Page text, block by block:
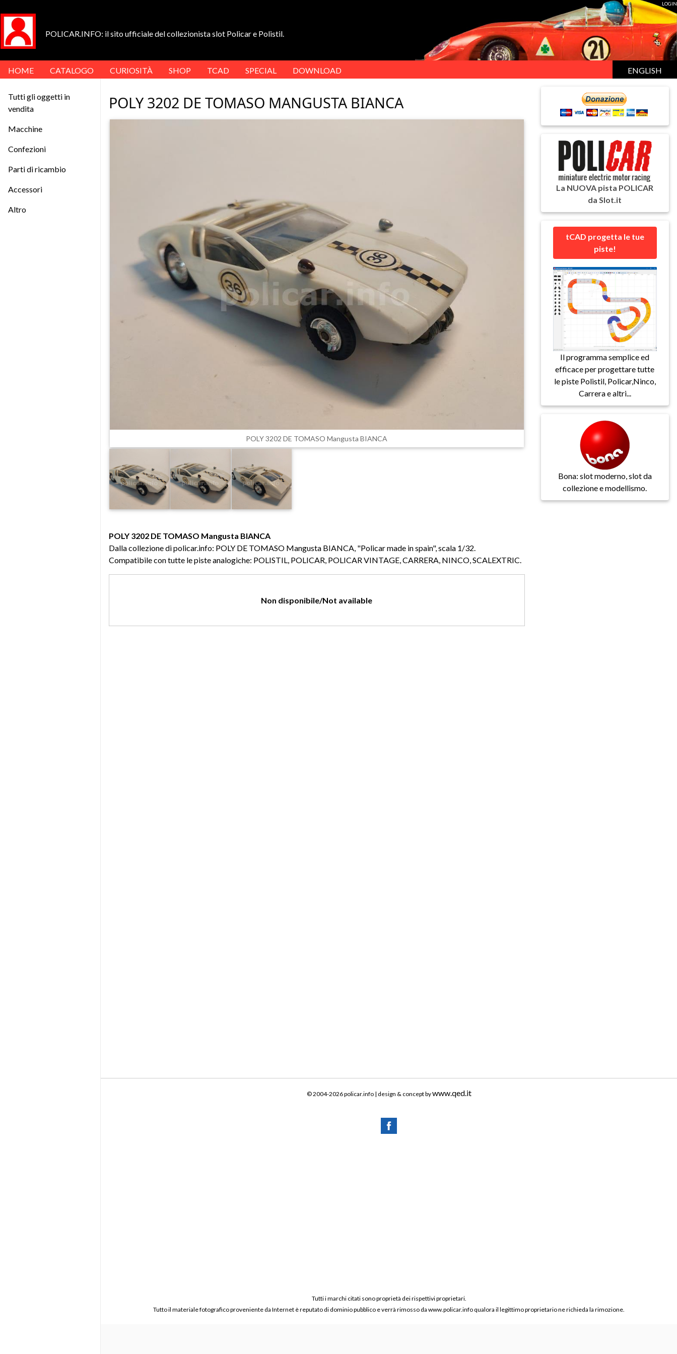
LOGIN
POLICAR.INFO: il sito ufficiale del collezionista slot Policar e Polistil.
HOME CATALOGO CURIOSITÀ SHOP TCAD SPECIAL DOWNLOAD ENGLISH
Tutti gli oggetti in
vendita
Macchine
Confezioni
Parti di ricambio
Accessori
Altro
POLY 3202 DE TOMASO MANGUSTA BIANCA
POLY 3202 DE TOMASO Mangusta BIANCA
POLY 3202 DE TOMASO Mangusta BIANCA
Dalla collezione di policar.info: POLY DE TOMASO Mangusta BIANCA, "Policar made in spain", scala 1/32.
Compatibile con tutte le piste analogiche: POLISTIL, POLICAR, POLICAR VINTAGE, CARRERA, NINCO, SCALEXTRIC.
Non disponibile/Not available
La NUOVA pista POLICAR
da Slot.it
tCAD progetta le tue
piste!
Il programma semplice ed
efficace per progettare tutte
le piste Polistil, Policar,Ninco,
Carrera e altri...
Bona: slot moderno, slot da
collezione e modellismo.
© 2004-2026 policar.info | design & concept bywww.qed.it
Tutti i marchi citati sono proprietà dei rispettivi proprietari.
Tutto il materiale fotografico proveniente da Internet è reputato di dominio pubblico e verrà rimosso da www.policar.info qualora il legittimo proprietario ne richieda la rimozione.